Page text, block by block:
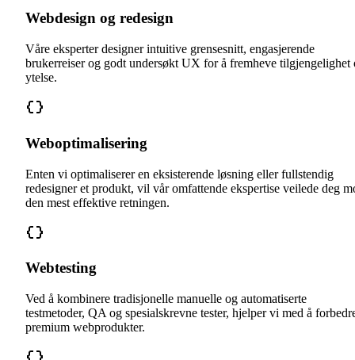
Webdesign og redesign
Våre eksperter designer intuitive grensesnitt, engasjerende
brukerreiser og godt undersøkt UX for å fremheve tilgjengelighet
ytelse.
Weboptimalisering
Enten vi optimaliserer en eksisterende løsning eller fullstendig
redesigner et produkt, vil vår omfattende ekspertise veilede deg
den mest effektive retningen.
Webtesting
Ved å kombinere tradisjonelle manuelle og automatiserte
testmetoder, QA og spesialskrevne tester, hjelper vi med å
premium webprodukter.